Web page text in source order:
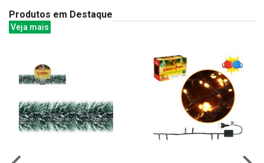
Produtos em Destaque
Veja mais